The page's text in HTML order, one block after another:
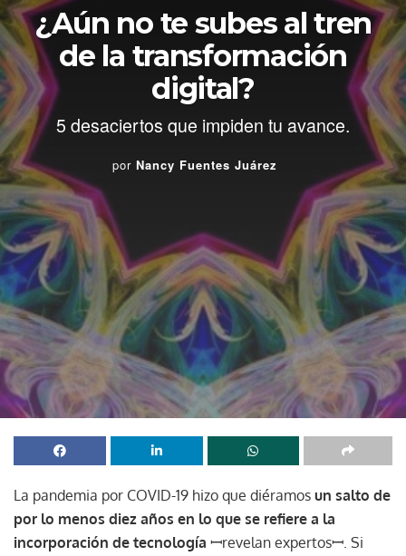
¿Aún no te subes al tren
de la transformación
digital?
5 desaciertos que impiden tu avance.
por Nancy Fuentes Juárez
La pandemia por COVID-19 hizo que diéramos un salto de
por lo menos diez años en lo que se refiere a la
incorporación de tecnología ꟷrevelan expertosꟷ. Si